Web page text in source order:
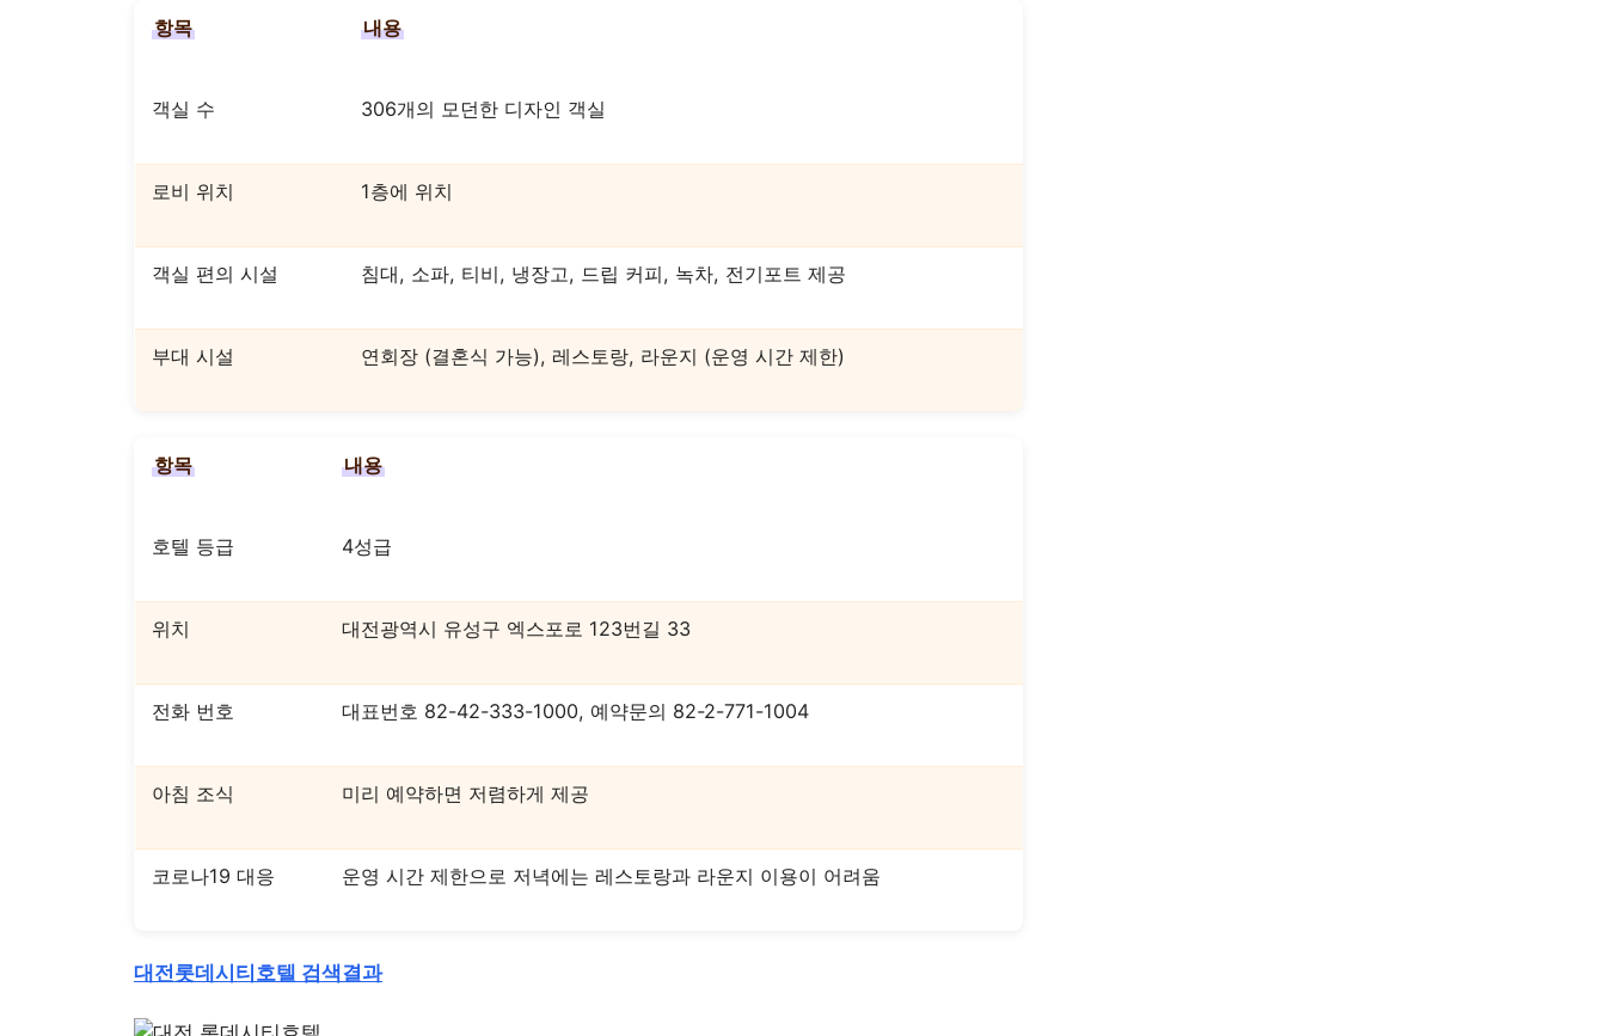
항목 내용
객실 수 306개의 모던한 디자인 객실
로비 위치 1층에 위치
객실 편의 시설 침대, 소파, 티비, 냉장고, 드립 커피, 녹차, 전기포트 제공
부대 시설 연회장 (결혼식 가능), 레스토랑, 라운지 (운영 시간 제한)
항목 내용
호텔 등급 4성급
위치 대전광역시 유성구 엑스포로 123번길 33
전화 번호 대표번호 82-42-333-1000, 예약문의 82-2-771-1004
아침 조식 미리 예약하면 저렴하게 제공
코로나19 대응 운영 시간 제한으로 저녁에는 레스토랑과 라운지 이용이 어려움
대전롯데시티호텔 검색결과